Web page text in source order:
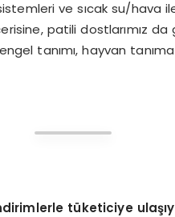
ve sıcak su/hava
patili dostlarımız
tanımı, hayvan
tüketiciye